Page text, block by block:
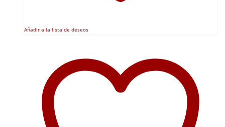
Añadir a la lista de deseos